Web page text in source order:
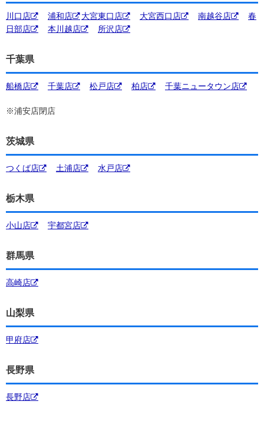
川口店 浦和店 大宮東口店 大宮西口店 南越谷店
春
日部店
本川越店 所沢店
千葉県
船橋店 千葉店 松戸店 柏店 千葉ニュータウン店
※浦安店閉店
茨城県
つくば店 土浦店 水戸店
栃木県
小山店 宇都宮店
群馬県
高崎店
山梨県
甲府店
長野県
長野店